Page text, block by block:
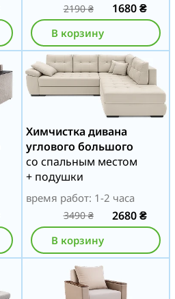
2190₴ 1680₴
В корзину
Химчистка дивана
углового большого
со спальным местом
+ подушки
время работ: 1-2 часа
3490₴ 2680₴
В корзину